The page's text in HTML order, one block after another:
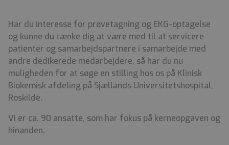
Har du interesse for prøvetagning og EKG-optagelse
og kunne du tænke dig at være med til at servicere
patienter og samarbejdspartnere i samarbejde med
andre dedikerede medarbejdere, så har du nu
muligheden for at søge en stilling hos os på Klinisk
Biokemisk afdeling på Sjællands Universitetshospital,
Roskilde.
Vi er ca. 90 ansatte, som har fokus på kerneopgaven og
hinanden.